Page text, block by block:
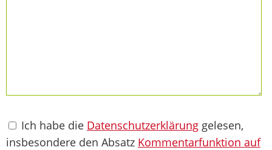
Ich habe die Datenschutzerklärung gelesen,
insbesondere den Absatz Kommentarfunktion auf